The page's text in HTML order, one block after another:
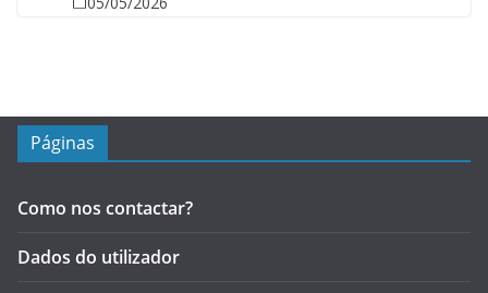
Páginas
Como nos contactar?
Dados do utilizador